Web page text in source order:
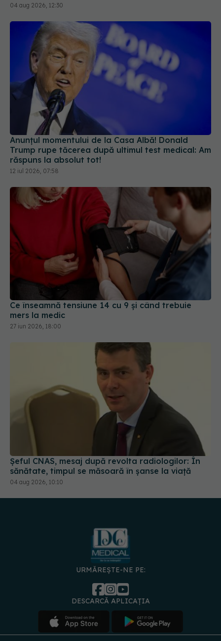
04 aug 2026, 12:30
Anunțul momentului de la Casa Albă! Donald
Trump rupe tăcerea după ultimul test medical: Am
răspuns la absolut tot!
12 iul 2026, 07:58
Ce înseamnă tensiune 14 cu 9 și când trebuie
mers la medic
27 iun 2026, 18:00
Șeful CNAS, mesaj după revolta radiologilor: În
sănătate, timpul se măsoară în șanse la viață
04 aug 2026, 10:10
URMĂREȘTE-NE PE:
DESCARCĂ APLICAȚIA